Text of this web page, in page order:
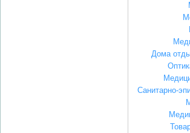
Дома
Санитарно-